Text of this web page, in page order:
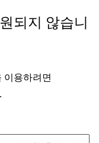
되지 않습니
이용하려면